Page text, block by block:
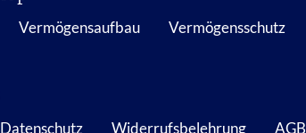
Vermögensaufbau Vermögensschutz
Datenschutz Widerrufsbelehrung AGB